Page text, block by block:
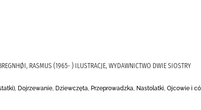
RASMUS (1965- ) ILUSTRACJE, WYDAWNICTWO DWIE SIOSTRY
Dojrzewanie, Dziewczęta, Przeprowadzka, Nastolatki, Ojcowie i